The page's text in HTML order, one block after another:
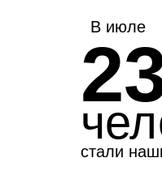
В июле
стали